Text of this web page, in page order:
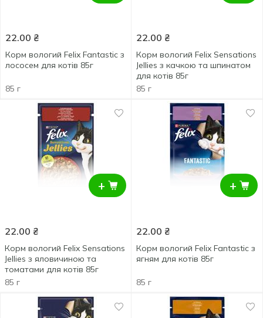
22.00 ₴
Корм вологий Felix Fantastic з
лососем для котів 85г
85 г
22.00 ₴
Корм вологий Felix Sensations
Jellies з качкою та шпинатом
для котів 85г
85 г
+
22.00 ₴
Корм вологий Felix Sensations
Jellies з яловичиною та
томатами для котів 85г
85 г
+
22.00 ₴
Корм вологий Felix Fantastic з
ягням для котів 85г
85 г